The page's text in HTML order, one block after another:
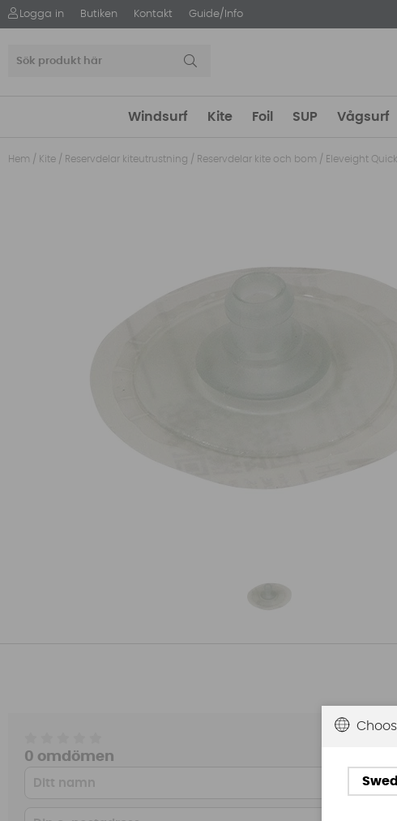
Logga in Butiken Kontakt Guide/Info
Windsurf Kite Foil SUP Vågsurf
Hem / Kite / Reservdelar kiteutrustning / Reservdelar kite och bom / Eleveight
0 omdömen